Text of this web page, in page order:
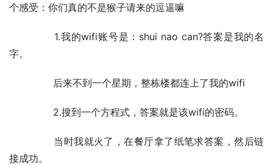
个感受：你们真的不是猴子请来的逗逼嘛
字。
	　　后来不到一个星期，整栋楼都连上了我的wifi
	　　2.搜到一个方程式，答案就是该wifi的密码。
接成功。